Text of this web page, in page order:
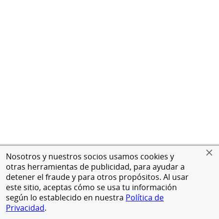
Nosotros y nuestros socios usamos cookies y
otras herramientas de publicidad, para ayudar a
detener el fraude y para otros propósitos. Al usar
este sitio, aceptas cómo se usa tu información
según lo establecido en nuestra Política de
Privacidad.